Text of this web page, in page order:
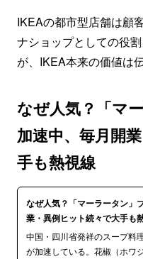
IKEAの都市型店舗は顧
ナショップとしての役
が、IKEA本来の価値は
なぜ人気？「マ
加速中、毎月開
手も熱視線
なぜ人気？「マーラータン」
業・異例ヒット続々で大手も
中国・四川省発祥のスープ料
が加速している。花椒（ホワ